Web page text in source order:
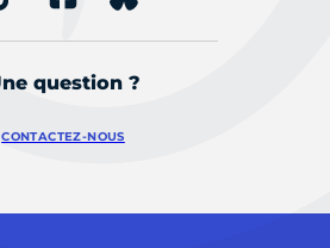
question ?
CONTACTEZ-NOUS